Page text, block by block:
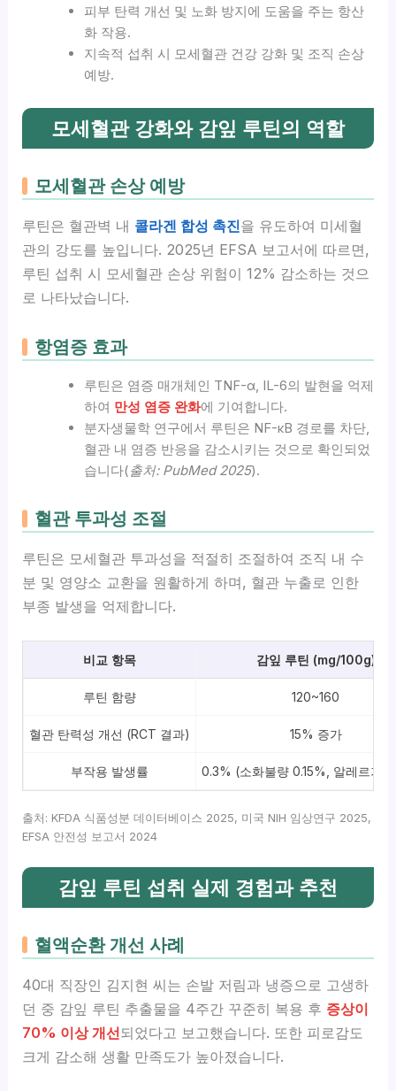
피부 탄력 개선 및 노화 방지에 도움을 주는 항산
화 작용.
지속적 섭취 시 모세혈관 건강 강화 및 조직 손상
예방.
모세혈관 강화와 감잎 루틴의 역할
모세혈관 손상 예방
루틴은 혈관벽 내 콜라겐 합성 촉진을 유도하여 미세혈
관의 강도를 높입니다. 2025년 EFSA 보고서에 따르면,
루틴 섭취 시 모세혈관 손상 위험이 12% 감소하는 것으
로 나타났습니다.
항염증 효과
루틴은 염증 매개체인 TNF-α, IL-6의 발현을 억제
하여 만성 염증 완화에 기여합니다.
분자생물학 연구에서 루틴은 NF-κB 경로를 차단,
혈관 내 염증 반응을 감소시키는 것으로 확인되었
습니다(출처: PubMed 2025).
혈관 투과성 조절
루틴은 모세혈관 투과성을 적절히 조절하여 조직 내 수
분 및 영양소 교환을 원활하게 하며, 혈관 누출로 인한
부종 발생을 억제합니다.
비교 항목 감잎 루틴 (mg/100g)
루틴 함량 120~160
혈관 탄력성 개선 (RCT 결과) 15% 증가
부작용 발생률 0.3% (소화불량 0.15%, 알레르기
출처: KFDA 식품성분 데이터베이스 2025, 미국 NIH 임상연구 2025,
EFSA 안전성 보고서 2024
감잎 루틴 섭취 실제 경험과 추천
혈액순환 개선 사례
40대 직장인 김지현 씨는 손발 저림과 냉증으로 고생하
던 중 감잎 루틴 추출물을 4주간 꾸준히 복용 후 증상이
70% 이상 개선되었다고 보고했습니다. 또한 피로감도
크게 감소해 생활 만족도가 높아졌습니다.